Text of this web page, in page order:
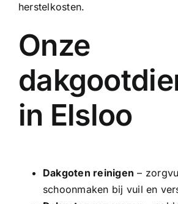
herstelkosten.
Onze
in Elsloo
Dakgoten reinigen –
schoonmaken bij vuil en